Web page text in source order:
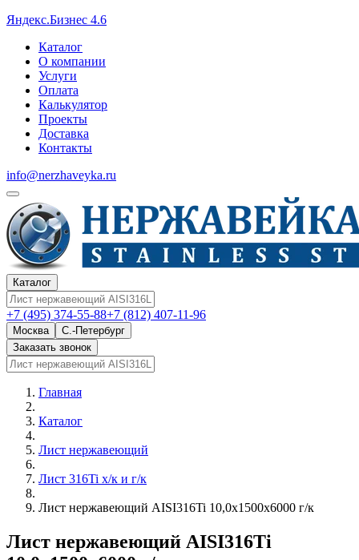
Яндекс.Бизнес 4.6
Каталог
О компании
Услуги
Оплата
Калькулятор
Проекты
Доставка
Контакты
info@nerzhaveyka.ru
Каталог
+7 (495) 374-55-88+7 (812) 407-11-96
Москва
С.-Петербург
Заказать звонок
Главная
Каталог
Лист нержавеющий
Лист 316Ti х/к и г/к
Лист нержавеющий AISI316Ti 10,0х1500х6000 г/к
Лист нержавеющий AISI316Ti